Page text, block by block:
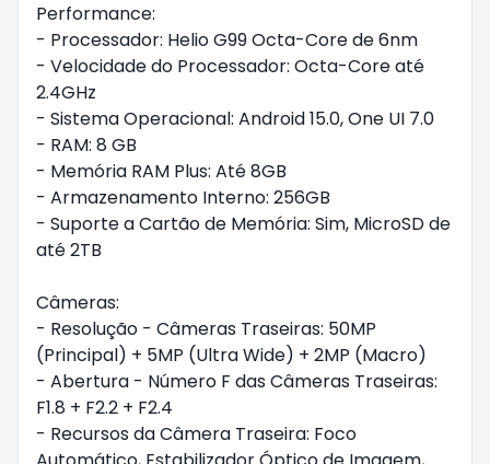
Performance:
- Processador: Helio G99 Octa-Core de 6nm
- Velocidade do Processador: Octa-Core até
2.4GHz
- Sistema Operacional: Android 15.0, One UI 7.0
- RAM: 8 GB
- Memória RAM Plus: Até 8GB
- Armazenamento Interno: 256GB
- Suporte a Cartão de Memória: Sim, MicroSD de
até 2TB
Câmeras:
- Resolução - Câmeras Traseiras: 50MP
(Principal) + 5MP (Ultra Wide) + 2MP (Macro)
- Abertura - Número F das Câmeras Traseiras:
F1.8 + F2.2 + F2.4
- Recursos da Câmera Traseira: Foco